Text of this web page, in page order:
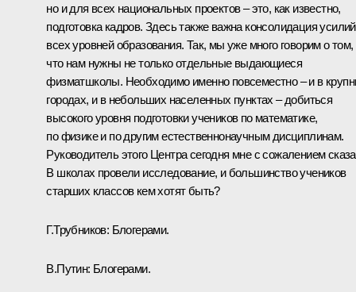
но и для всех национальных проектов – это, как известно,
подготовка кадров. Здесь также важна консолидация усилий
всех уровней образования. Так, мы уже много говорим о том,
что нам нужны не только отдельные выдающиеся
физматшколы. Необходимо именно повсеместно – и в
городах, и в небольших населенных пунктах – добиться
высокого уровня подготовки учеников по математике,
по физике и по другим естественнонаучным дисциплинам.
Руководитель этого Центра сегодня мне с сожалением
В школах провели исследование, и большинство учеников
старших классов кем хотят быть?
Г.Трубников: Блогерами.
В.Путин: Блогерами.